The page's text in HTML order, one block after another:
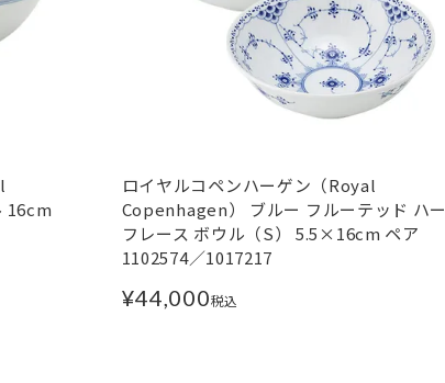
16cm
ロイヤルコペンハーゲン（Royal
Copenhagen） ブルー フルーテッド ハー
フレース ボウル（S） 5.5×16cm ペア
1102574／1017217
¥44,000税込